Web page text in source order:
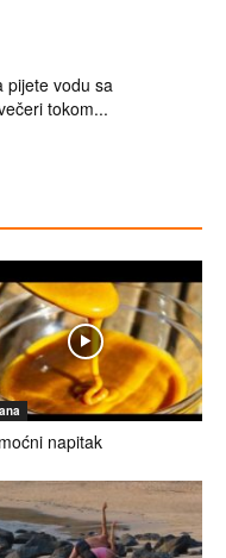
pijete vodu sa
tokom...
napitak